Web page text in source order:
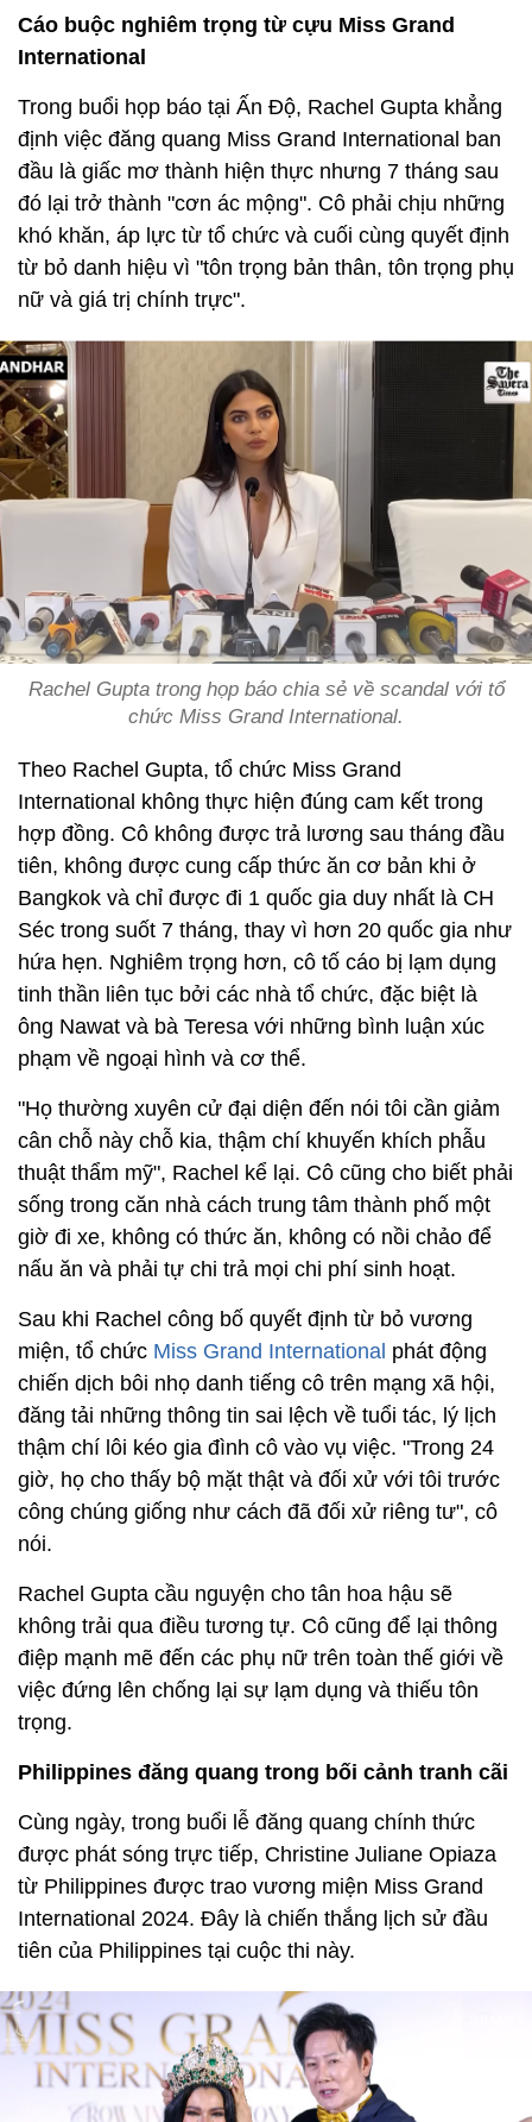
Cáo buộc nghiêm trọng từ cựu Miss Grand
International
Trong buổi họp báo tại Ấn Độ, Rachel Gupta khẳng
định việc đăng quang Miss Grand International ban
đầu là giấc mơ thành hiện thực nhưng 7 tháng sau
đó lại trở thành "cơn ác mộng". Cô phải chịu những
khó khăn, áp lực từ tổ chức và cuối cùng quyết định
từ bỏ danh hiệu vì "tôn trọng bản thân, tôn trọng phụ
nữ và giá trị chính trực".
Rachel Gupta trong họp báo chia sẻ về scandal với tổ
chức Miss Grand International.
Theo Rachel Gupta, tổ chức Miss Grand
International không thực hiện đúng cam kết trong
hợp đồng. Cô không được trả lương sau tháng đầu
tiên, không được cung cấp thức ăn cơ bản khi ở
Bangkok và chỉ được đi 1 quốc gia duy nhất là CH
Séc trong suốt 7 tháng, thay vì hơn 20 quốc gia như
hứa hẹn. Nghiêm trọng hơn, cô tố cáo bị lạm dụng
tinh thần liên tục bởi các nhà tổ chức, đặc biệt là
ông Nawat và bà Teresa với những bình luận xúc
phạm về ngoại hình và cơ thể.
"Họ thường xuyên cử đại diện đến nói tôi cần giảm
cân chỗ này chỗ kia, thậm chí khuyến khích phẫu
thuật thẩm mỹ", Rachel kể lại. Cô cũng cho biết phải
sống trong căn nhà cách trung tâm thành phố một
giờ đi xe, không có thức ăn, không có nồi chảo để
nấu ăn và phải tự chi trả mọi chi phí sinh hoạt.
Sau khi Rachel công bố quyết định từ bỏ vương
miện, tổ chức Miss Grand International phát động
chiến dịch bôi nhọ danh tiếng cô trên mạng xã hội,
đăng tải những thông tin sai lệch về tuổi tác, lý lịch
thậm chí lôi kéo gia đình cô vào vụ việc. "Trong 24
giờ, họ cho thấy bộ mặt thật và đối xử với tôi trước
công chúng giống như cách đã đối xử riêng tư", cô
nói.
Rachel Gupta cầu nguyện cho tân hoa hậu sẽ
không trải qua điều tương tự. Cô cũng để lại thông
điệp mạnh mẽ đến các phụ nữ trên toàn thế giới về
việc đứng lên chống lại sự lạm dụng và thiếu tôn
trọng.
Philippines đăng quang trong bối cảnh tranh cãi
Cùng ngày, trong buổi lễ đăng quang chính thức
được phát sóng trực tiếp, Christine Juliane Opiaza
từ Philippines được trao vương miện Miss Grand
International 2024. Đây là chiến thắng lịch sử đầu
tiên của Philippines tại cuộc thi này.